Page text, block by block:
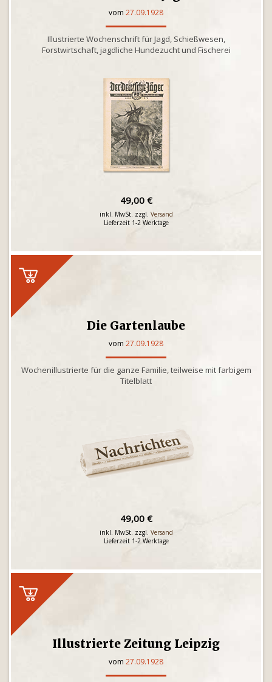
vom 27.09.1928
Illustrierte Wochenschrift für Jagd, Schießwesen,
Forstwirtschaft, jagdliche Hundezucht und Fischerei
49,00 €
inkl. MwSt. zzgl. Versand
Lieferzeit 1-2 Werktage
Die Gartenlaube
vom 27.09.1928
Wochenillustrierte für die ganze Familie, teilweise mit farbigem
Titelblatt
49,00 €
inkl. MwSt. zzgl. Versand
Lieferzeit 1-2 Werktage
Illustrierte Zeitung Leipzig
vom 27.09.1928